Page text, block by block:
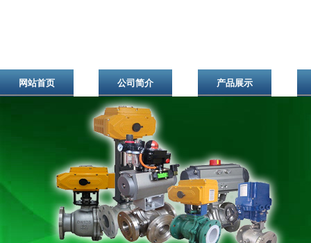
网站首页 公司简介 产品展示